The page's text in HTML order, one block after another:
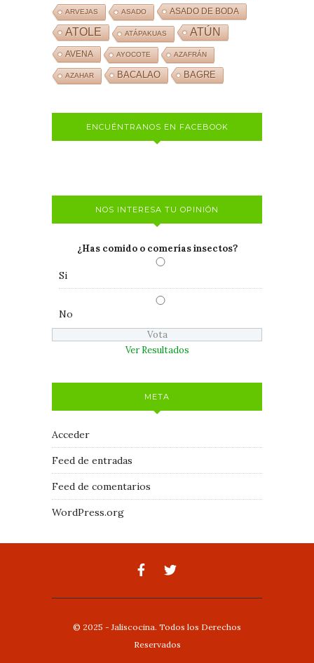
ARVEJAS ASADO ASADO DE BODA
ATOLE ATÁPAKUAS ATÚN
AVENA AYOCOTE AZAFRÁN
AZAHAR BACALAO BAGRE
ENCUÉNTRANOS EN FACEBOOK
NOS INTERESA TU OPINIÓN
¿Has comido o comerías insectos?
Si
No
Ver Resultados
META
Acceder
Feed de entradas
Feed de comentarios
WordPress.org
© 2025 - Jaliscocina. Todos los Derechos
Reservados